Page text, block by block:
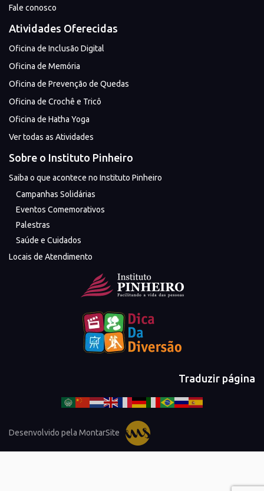
Fale conosco
Atividades Oferecidas
Oficina de Inclusão Digital
Oficina de Memória
Oficina de Prevenção de Quedas
Oficina de Crochê e Tricô
Oficina de Hatha Yoga
Ver todas as Atividades
Sobre o Instituto Pinheiro
Saiba o que acontece no Instituto Pinheiro
Campanhas Solidárias
Eventos Comemorativos
Palestras
Saúde e Cuidados
Locais de Atendimento
Traduzir página
Desenvolvido pela MontarSite